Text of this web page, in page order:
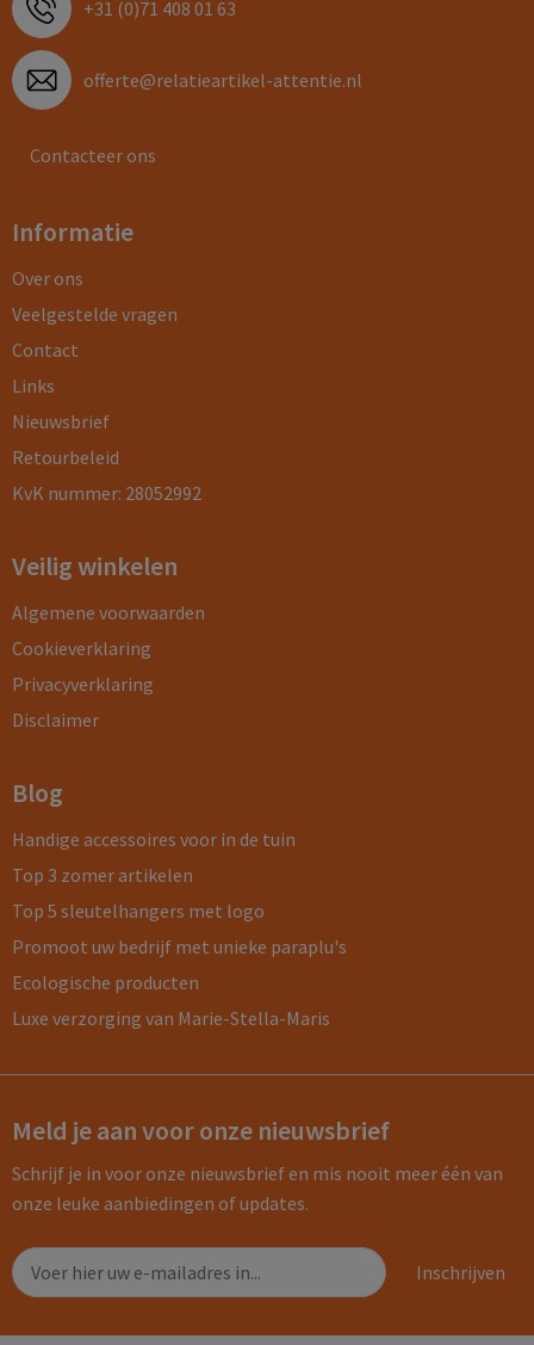
+31 (0)71 408 01 63
offerte@relatieartikel-attentie.nl
Contacteer ons
Informatie
Over ons
Veelgestelde vragen
Contact
Links
Nieuwsbrief
Retourbeleid
KvK nummer: 28052992
Veilig winkelen
Algemene voorwaarden
Cookieverklaring
Privacyverklaring
Disclaimer
Blog
Handige accessoires voor in de tuin
Top 3 zomer artikelen
Top 5 sleutelhangers met logo
Promoot uw bedrijf met unieke paraplu's
Ecologische producten
Luxe verzorging van Marie-Stella-Maris
Meld je aan voor onze nieuwsbrief
Schrijf je in voor onze nieuwsbrief en mis nooit meer één van
onze leuke aanbiedingen of updates.